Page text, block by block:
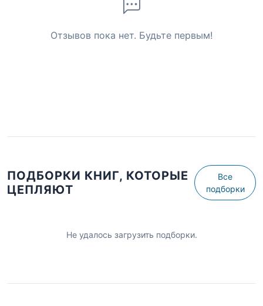
Отзывов пока нет. Будьте первым!
ПОДБОРКИ КНИГ, КОТОРЫЕ
ЦЕПЛЯЮТ
Все
подборки
Не удалось загрузить подборки.